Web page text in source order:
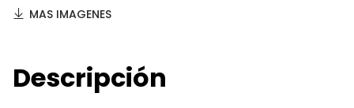
MAS IMAGENES
Descripción